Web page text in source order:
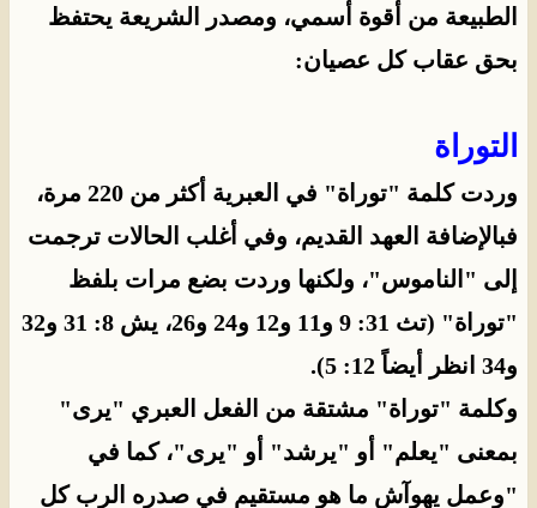
الطبيعة من أقوة أسمي، ومصدر الشريعة يحتفظ
بحق عقاب كل عصيان:
التوراة
وردت كلمة "توراة" في العبرية أكثر من 220 مرة،
فبالإضافة العهد القديم، وفي أغلب الحالات ترجمت
إلى "الناموس"، ولكنها وردت بضع مرات بلفظ
"توراة" (تث 31: 9 و11 و12 و24 و26، يش 8: 31 و32
و34 انظر أيضاً 12: 5).
وكلمة "توراة" مشتقة من الفعل العبري "يرى"
بمعنى "يعلم" أو "يرشد" أو "يرى"، كما في
"وعمل يهوآش ما هو مستقيم في صدره الرب كل